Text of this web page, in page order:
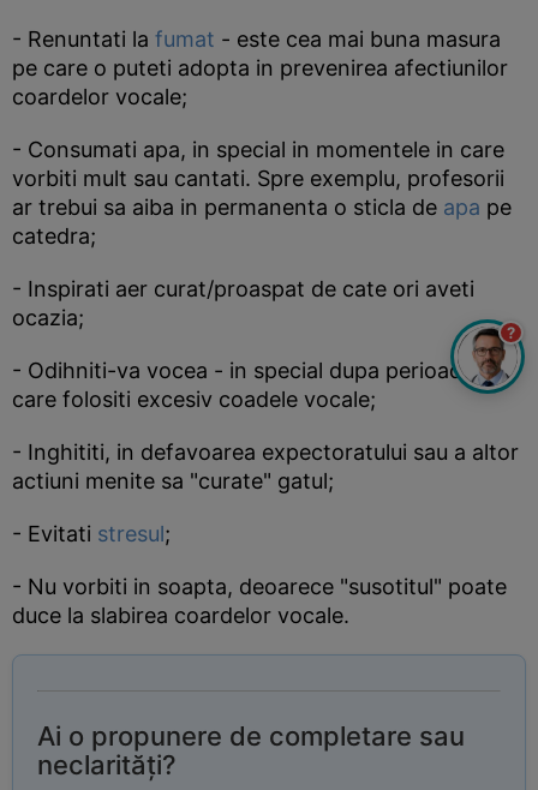
- Renuntati la fumat - este cea mai buna masura
pe care o puteti adopta in prevenirea afectiunilor
coardelor vocale;
- Consumati apa, in special in momentele in care
vorbiti mult sau cantati. Spre exemplu, profesorii
ar trebui sa aiba in permanenta o sticla de apa pe
catedra;
- Inspirati aer curat/proaspat de cate ori aveti
ocazia;
- Odihniti-va vocea - in special dupa perioade in
care folositi excesiv coadele vocale;
- Inghititi, in defavoarea expectoratului sau a altor
actiuni menite sa "curate" gatul;
- Evitati stresul;
- Nu vorbiti in soapta, deoarece "susotitul" poate
duce la slabirea coardelor vocale.
Ai o propunere de completare sau
neclarități?
?